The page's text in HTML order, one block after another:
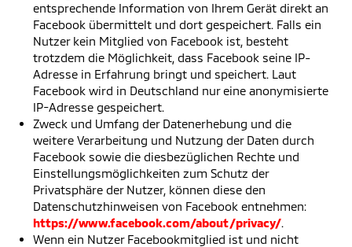
entsprechende Information von Ihrem Gerät direkt an
Facebook übermittelt und dort gespeichert. Falls ein
Nutzer kein Mitglied von Facebook ist, besteht
trotzdem die Möglichkeit, dass Facebook seine IP-
Adresse in Erfahrung bringt und speichert. Laut
Facebook wird in Deutschland nur eine anonymisierte
IP-Adresse gespeichert.
Zweck und Umfang der Datenerhebung und die
weitere Verarbeitung und Nutzung der Daten durch
Facebook sowie die diesbezüglichen Rechte und
Einstellungsmöglichkeiten zum Schutz der
Privatsphäre der Nutzer, können diese den
Datenschutzhinweisen von Facebook entnehmen:
https://www.facebook.com/about/privacy/.
Wenn ein Nutzer Facebookmitglied ist und nicht